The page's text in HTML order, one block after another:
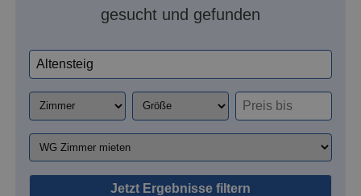
gesucht und gefunden
Jetzt Ergebnisse filtern